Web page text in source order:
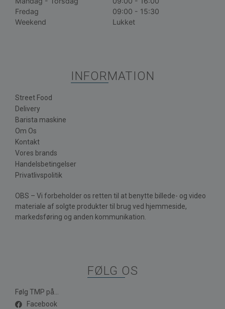
Fredag
09:00 - 15:30
Weekend
Lukket
INFORMATION
Street Food
Delivery
Barista maskine
Om Os
Kontakt
Vores brands
Handelsbetingelser
Privatlivspolitik
OBS – Vi forbeholder os retten til at benytte billede- og video
materiale af solgte produkter til brug ved hjemmeside,
markedsføring og anden kommunikation.
FØLG OS
Følg TMP på...
Facebook